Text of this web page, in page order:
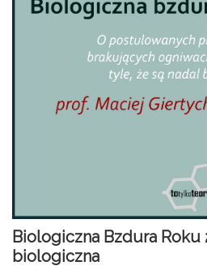
Biologiczna Bzdura
biologiczna